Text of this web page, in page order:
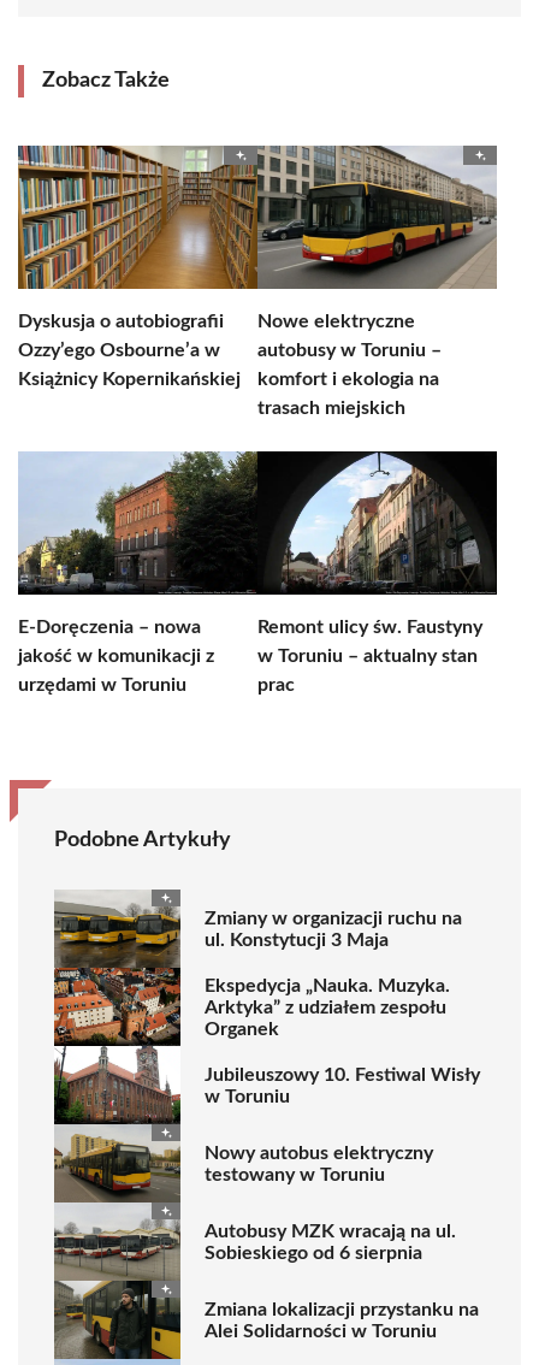
Zobacz Także
Dyskusja o autobiografii
Ozzy’ego Osbourne’a w
Książnicy Kopernikańskiej
Nowe elektryczne
autobusy w Toruniu –
komfort i ekologia na
trasach miejskich
E-Doręczenia – nowa
jakość w komunikacji z
urzędami w Toruniu
Remont ulicy św. Faustyny
w Toruniu – aktualny stan
prac
Podobne Artykuły
Zmiany w organizacji ruchu na
ul. Konstytucji 3 Maja
Ekspedycja „Nauka. Muzyka.
Arktyka” z udziałem zespołu
Organek
Jubileuszowy 10. Festiwal Wisły
w Toruniu
Nowy autobus elektryczny
testowany w Toruniu
Autobusy MZK wracają na ul.
Sobieskiego od 6 sierpnia
Zmiana lokalizacji przystanku na
Alei Solidarności w Toruniu